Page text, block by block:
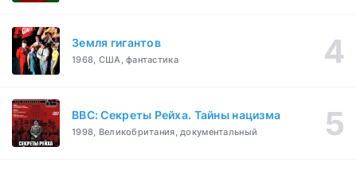
Земля гигантов
1968, США, фантастика
BBC: Секреты Рейха. Тайны нацизма
1998, Великобритания, документальный